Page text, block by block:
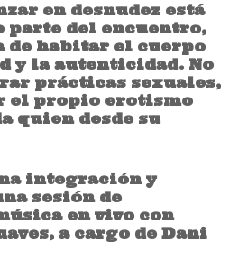
en desnudez está
parte del encuentro,
de habitar el cuerpo
y la autenticidad. No
prácticas sexuales,
el propio erotismo
quien desde su
integración y
sesión de
en vivo con
a cargo de Dani